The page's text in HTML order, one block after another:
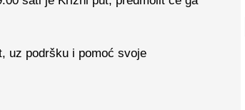
uz podršku i pomoć svoje